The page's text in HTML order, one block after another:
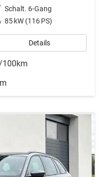
Schalt. 6-Gang
85 kW (116 PS)
Details
100km